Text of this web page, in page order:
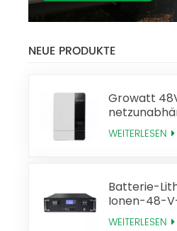
NEUE PRODUKTE
Growatt
WEITERLESEN
Batterie-
Ionen-48-
Lifepo4-
WEITERLESEN